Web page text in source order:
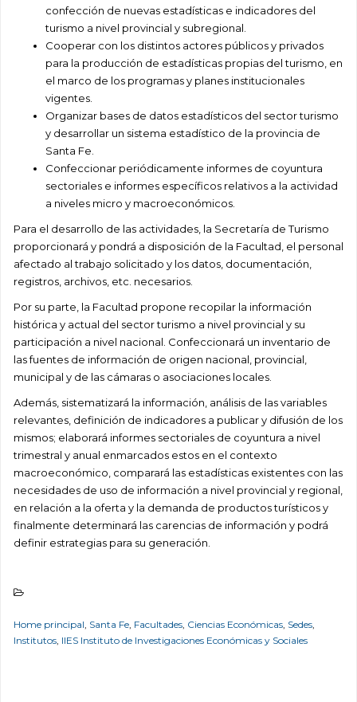
confección de nuevas estadísticas e indicadores del
turismo a nivel provincial y subregional.
Cooperar con los distintos actores públicos y privados
para la producción de estadísticas propias del turismo, en
el marco de los programas y planes institucionales
vigentes.
Organizar bases de datos estadísticos del sector turismo
y desarrollar un sistema estadístico de la provincia de
Santa Fe.
Confeccionar periódicamente informes de coyuntura
sectoriales e informes específicos relativos a la actividad
a niveles micro y macroeconómicos.
Para el desarrollo de las actividades, la Secretaría de Turismo
proporcionará y pondrá a disposición de la Facultad, el personal
afectado al trabajo solicitado y los datos, documentación,
registros, archivos, etc. necesarios.
Por su parte, la Facultad propone recopilar la información
histórica y actual del sector turismo a nivel provincial y su
participación a nivel nacional. Confeccionará un inventario de
las fuentes de información de origen nacional, provincial,
municipal y de las cámaras o asociaciones locales.
Además, sistematizará la información, análisis de las variables
relevantes, definición de indicadores a publicar y difusión de los
mismos; elaborará informes sectoriales de coyuntura a nivel
trimestral y anual enmarcados estos en el contexto
macroeconómico, comparará las estadísticas existentes con las
necesidades de uso de información a nivel provincial y regional,
en relación a la oferta y la demanda de productos turísticos y
finalmente determinará las carencias de información y podrá
definir estrategias para su generación.
Home principal, Santa Fe, Facultades, Ciencias Económicas, Sedes,
Institutos, IIES Instituto de Investigaciones Económicas y Sociales